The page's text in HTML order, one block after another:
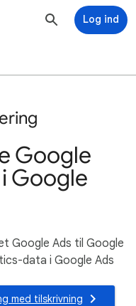
Log ind
Google
Google
Google Ads til Google
data i Google Ads
med tilskrivning